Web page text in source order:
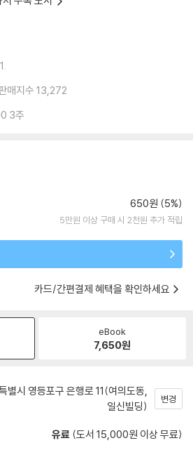
매지수 13,272
3주
650원 (5%)
5만원 이상 구매 시 2천원 추가 적립
카드/간편결제 혜택을 확인하세요
eBook
7,650원
별시 영등포구 은행로 11(여의도동,
일신빌딩)
변경
유료 (도서 15,000원 이상 무료)